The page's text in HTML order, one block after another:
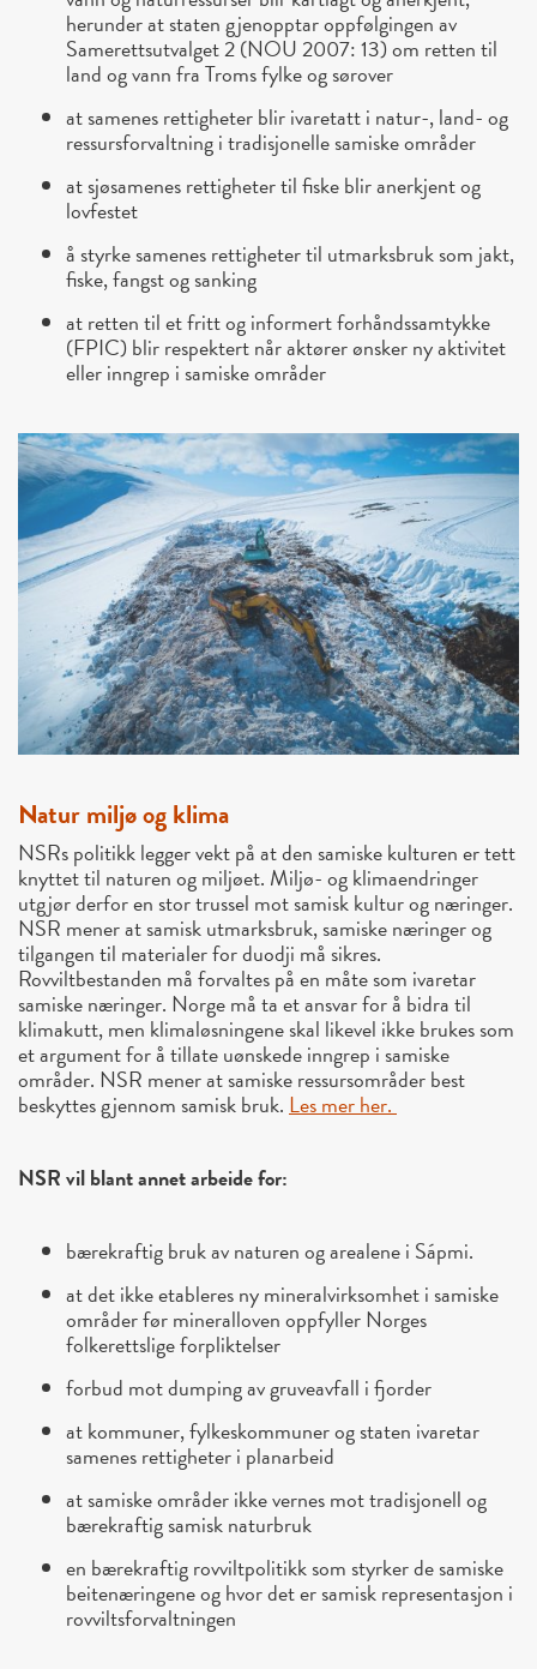
herunder at staten gjenopptar oppfølgingen av
Samerettsutvalget 2 (NOU 2007: 13) om retten til
land og vann fra Troms fylke og sørover
at samenes rettigheter blir ivaretatt i natur-, land- og
ressursforvaltning i tradisjonelle samiske områder
at sjøsamenes rettigheter til fiske blir anerkjent og
lovfestet
å styrke samenes rettigheter til utmarksbruk som jakt,
fiske, fangst og sanking
at retten til et fritt og informert forhåndssamtykke
(FPIC) blir respektert når aktører ønsker ny aktivitet
eller inngrep i samiske områder
Natur miljø og klima
NSRs politikk legger vekt på at den samiske kulturen er tett
knyttet til naturen og miljøet. Miljø- og klimaendringer
utgjør derfor en stor trussel mot samisk kultur og næringer.
NSR mener at samisk utmarksbruk, samiske næringer og
tilgangen til materialer for duodji må sikres.
Rovviltbestanden må forvaltes på en måte som ivaretar
samiske næringer. Norge må ta et ansvar for å bidra til
klimakutt, men klimaløsningene skal likevel ikke brukes som
et argument for å tillate uønskede inngrep i samiske
områder. NSR mener at samiske ressursområder best
beskyttes gjennom samisk bruk. Les mer her.
NSR vil blant annet arbeide for:
bærekraftig bruk av naturen og arealene i Sápmi.
at det ikke etableres ny mineralvirksomhet i samiske
områder før mineralloven oppfyller Norges
folkerettslige forpliktelser
forbud mot dumping av gruveavfall i fjorder
at kommuner, fylkeskommuner og staten ivaretar
samenes rettigheter i planarbeid
at samiske områder ikke vernes mot tradisjonell og
bærekraftig samisk naturbruk
en bærekraftig rovviltpolitikk som styrker de samiske
beitenæringene og hvor det er samisk representasjon i
rovviltsforvaltningen